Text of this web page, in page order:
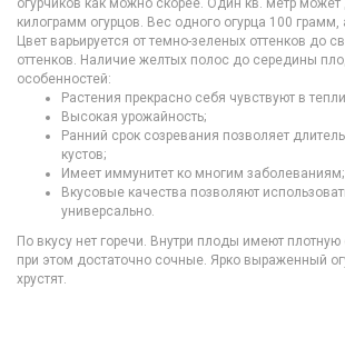
огурчиков как можно скорее. Один кв. метр может
килограмм огурцов. Вес одного огурца 100
Цвет варьируется от темно-зеленых оттенков до
оттенков. Наличие желтых полос до середины
особенностей:
Растения прекрасно себя чувствуют в
Высокая урожайность;
Ранний срок созревания позволяет
кустов;
Имеет иммунитет ко многим заболеваниям;
Вкусовые качества позволяют
универсально.
По вкусу нет горечи. Внутри плоды имеют плотную
при этом достаточно сочные. Ярко выраженный
хрустят.